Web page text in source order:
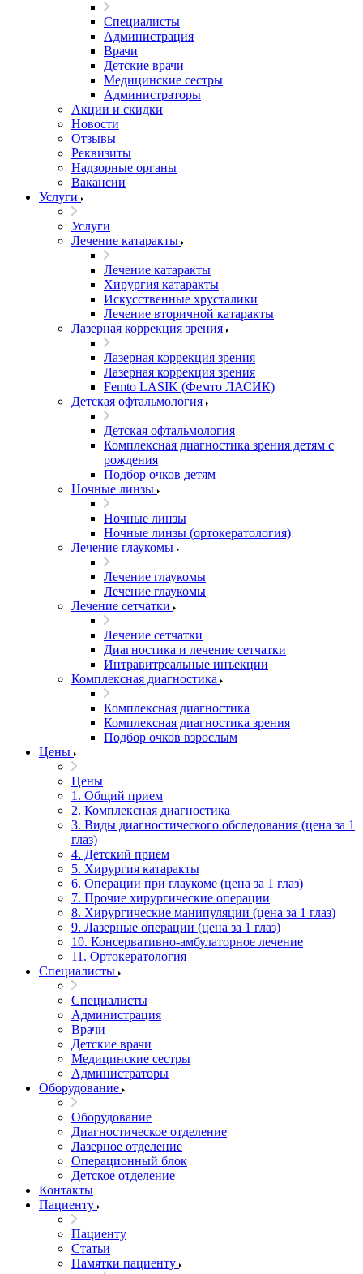
Специалисты
Администрация
Врачи
Детские врачи
Медицинские сестры
Администраторы
Акции и скидки
Новости
Отзывы
Реквизиты
Надзорные органы
Вакансии
Услуги
Услуги
Лечение катаракты
Лечение катаракты
Хирургия катаракты
Искусственные хрусталики
Лечение вторичной катаракты
Лазерная коррекция зрения
Лазерная коррекция зрения
Лазерная коррекция зрения
Femto LASIK (Фемто ЛАСИК)
Детская офтальмология
Детская офтальмология
Комплексная диагностика зрения детям c
рождения
Подбор очков детям
Ночные линзы
Ночные линзы
Ночные линзы (ортокератология)
Лечение глаукомы
Лечение глаукомы
Лечение глаукомы
Лечение сетчатки
Лечение сетчатки
Диагностика и лечение сетчатки
Интравитреальные инъекции
Комплексная диагностика
Комплексная диагностика
Комплексная диагностика зрения
Подбор очков взрослым
Цены
Цены
1. Общий прием
2. Комплексная диагностика
3. Виды диагностического обследования (цена за 1
глаз)
4. Детский прием
5. Хирургия катаракты
6. Операции при глаукоме (цена за 1 глаз)
7. Прочие хирургические операции
8. Хирургические манипуляции (цена за 1 глаз)
9. Лазерные операции (цена за 1 глаз)
10. Консервативно-амбулаторное лечение
11. Ортокератология
Специалисты
Специалисты
Администрация
Врачи
Детские врачи
Медицинские сестры
Администраторы
Оборудование
Оборудование
Диагностическое отделение
Лазерное отделение
Операционный блок
Детское отделение
Контакты
Пациенту
Пациенту
Статьи
Памятки пациенту